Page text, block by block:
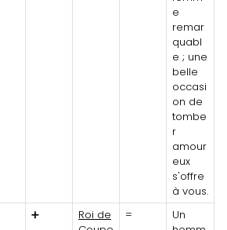
e
remar
quabl
e ; une
belle
occasi
on de
tombe
r
amour
eux
s'offre
à vous.
➕
Roi de
=
Un